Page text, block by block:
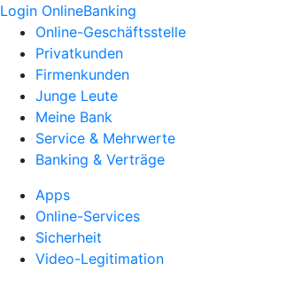
Login OnlineBanking
Online-Geschäftsstelle
Privatkunden
Firmenkunden
Junge Leute
Meine Bank
Service & Mehrwerte
Banking & Verträge
Apps
Online-Services
Sicherheit
Video-Legitimation